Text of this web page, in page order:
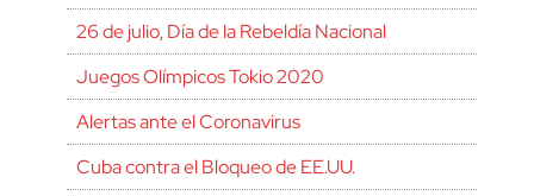
26 de julio, Día de la Rebeldía Nacional
Juegos Olímpicos Tokio 2020
Alertas ante el Coronavirus
Cuba contra el Bloqueo de EE.UU.